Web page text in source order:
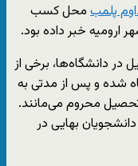
پلمب محل کسب
در دانشگاه‌ها، برخی از
شده و پس از مدتی به
محروم می‌مانند.
دانشجویان بهایی در